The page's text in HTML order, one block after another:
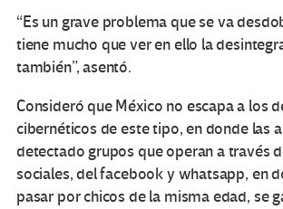
“Es un grave problema que se va
tiene mucho que ver en ello la
también”, asentó.
Consideró que México no escapa a los
cibernéticos de este tipo, en donde las
detectado grupos que operan a través
sociales, del facebook y whatsapp, en
pasar por chicos de la misma edad, se